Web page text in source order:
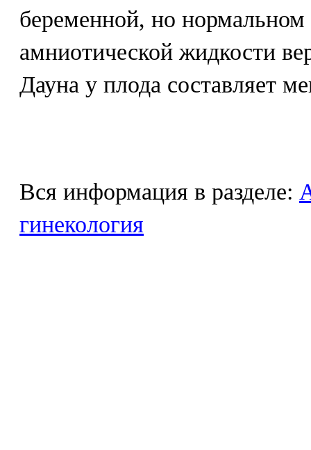
беременной, но нормальном
амниотической жидкости
Дауна у плода составляет
Вся информация в разделе:
гинекология